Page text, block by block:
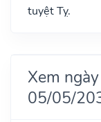
tuyệt Tỵ.
Xem
05/05/